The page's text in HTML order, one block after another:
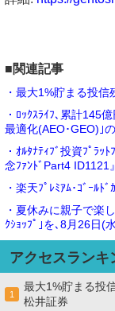
■関連記事
・最大1%貯まる投信
・ﾛｯｸｽﾗｲﾌ､累計145
最適化(AEO･GEO)｣
・ｵﾙﾀﾅﾃｨﾌﾞ投資ﾌﾟﾗｯ
念ﾌｧﾝﾄﾞPart4 ID1121
・楽天ﾌﾟﾚﾐｱﾑ･ｺﾞｰﾙﾄ
・夏休みに親子で楽
ｸｼｮｯﾌﾟ｣を､8月26日(
アクセスランキ
1
最大1%貯まる投
松井証券